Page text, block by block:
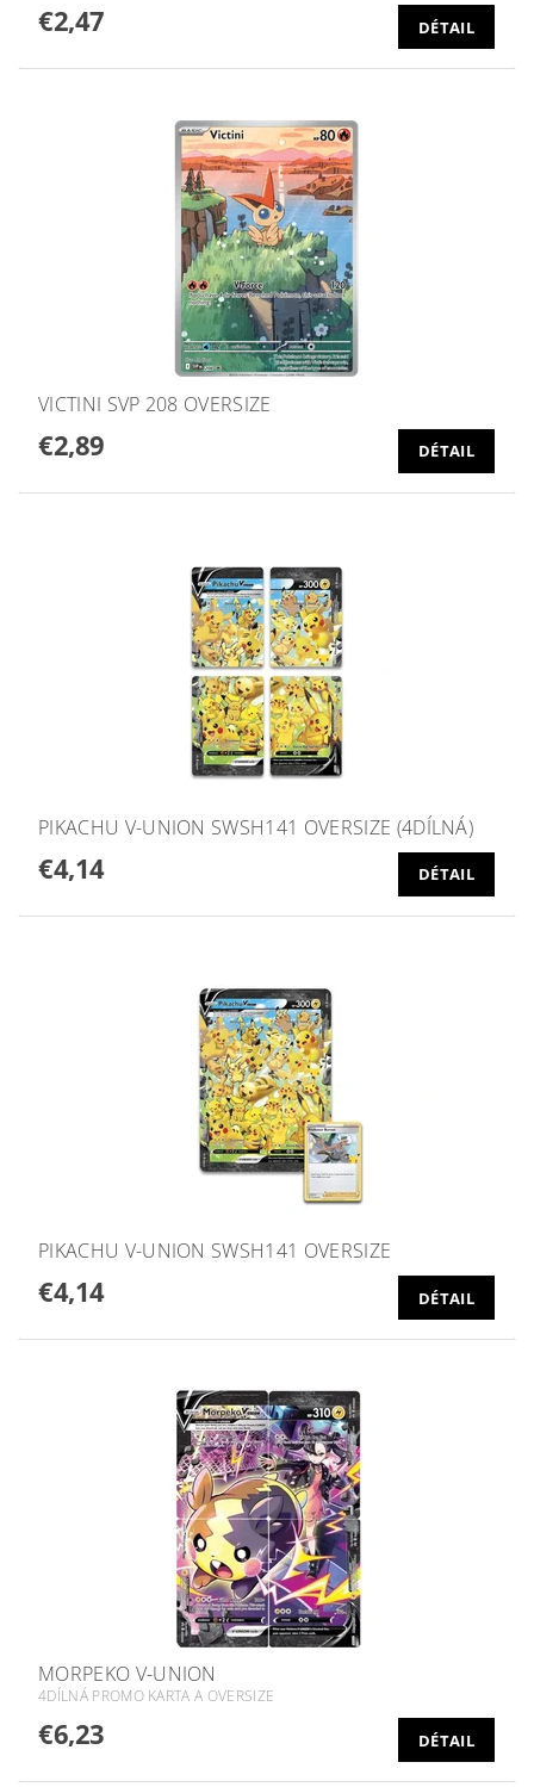
€2,47 DÉTAIL
VICTINI SVP 208 OVERSIZE
€2,89 DÉTAIL
PIKACHU V-UNION SWSH141 OVERSIZE (4DÍLNÁ)
€4,14 DÉTAIL
PIKACHU V-UNION SWSH141 OVERSIZE
€4,14 DÉTAIL
MORPEKO V-UNION
4DÍLNÁ PROMO KARTA A OVERSIZE
€6,23 DÉTAIL